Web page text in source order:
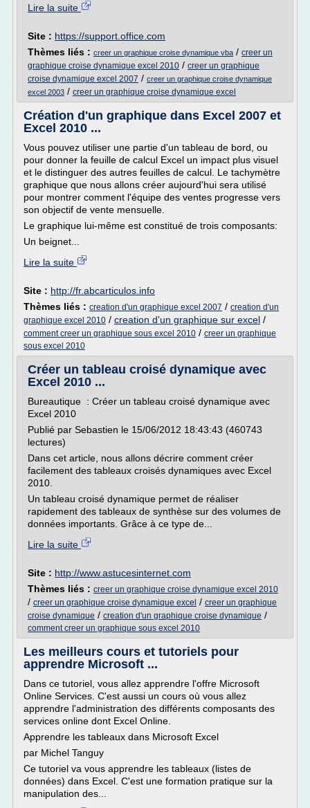
Lire la suite
Site : https://support.office.com
Thèmes liés : creer un graphique croise dynamique vba / creer un
graphique croise dynamique excel 2010 / creer un graphique
croise dynamique excel 2007 / creer un graphique croise dynamique
excel 2003 / creer un graphique croise dynamique excel
Création d'un graphique dans Excel 2007 et
Excel 2010 ...
Vous pouvez utiliser une partie d'un tableau de bord, ou
pour donner la feuille de calcul Excel un impact plus visuel
et le distinguer des autres feuilles de calcul. Le tachymètre
graphique que nous allons créer aujourd'hui sera utilisé
pour montrer comment l'équipe des ventes progresse vers
son objectif de vente mensuelle.
Le graphique lui-même est constitué de trois composants:
Un beignet...
Lire la suite
Site : http://fr.abcarticulos.info
Thèmes liés : creation d'un graphique excel 2007 / creation d'un
graphique excel 2010 / creation d'un graphique sur excel /
comment creer un graphique sous excel 2010 / creer un graphique
sous excel 2010
Créer un tableau croisé dynamique avec
Excel 2010 ...
Bureautique : Créer un tableau croisé dynamique avec
Excel 2010
Publié par Sebastien le 15/06/2012 18:43:43 (460743
lectures)
Dans cet article, nous allons décrire comment créer
facilement des tableaux croisés dynamiques avec Excel
2010.
Un tableau croisé dynamique permet de réaliser
rapidement des tableaux de synthèse sur des volumes de
données importants. Grâce à ce type de...
Lire la suite
Site : http://www.astucesinternet.com
Thèmes liés : creer un graphique croise dynamique excel 2010
/ creer un graphique croise dynamique excel / creer un graphique
croise dynamique / creation d'un graphique croise dynamique /
comment creer un graphique sous excel 2010
Les meilleurs cours et tutoriels pour
apprendre Microsoft ...
Dans ce tutoriel, vous allez apprendre l'offre Microsoft
Online Services. C'est aussi un cours où vous allez
apprendre l'administration des différents composants des
services online dont Excel Online.
Apprendre les tableaux dans Microsoft Excel
par Michel Tanguy
Ce tutoriel va vous apprendre les tableaux (listes de
données) dans Excel. C'est une formation pratique sur la
manipulation des...